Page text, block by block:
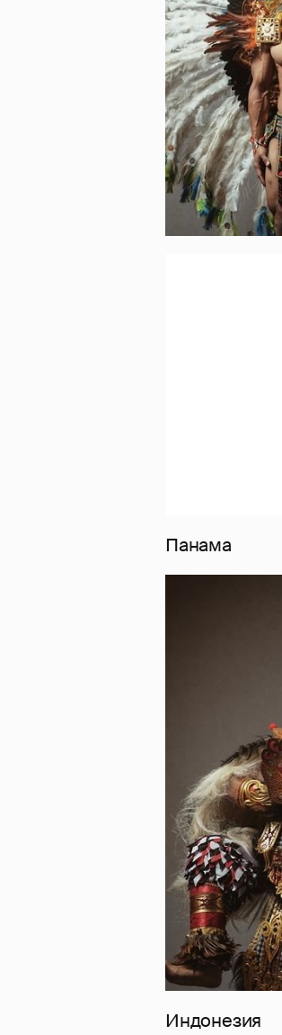
Панама
Индонезия